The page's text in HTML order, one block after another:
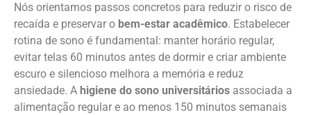
Nós orientamos passos concretos para reduzir o risco de
recaída e preservar o bem-estar acadêmico. Estabelecer
rotina de sono é fundamental: manter horário regular,
evitar telas 60 minutos antes de dormir e criar ambiente
escuro e silencioso melhora a memória e reduz
ansiedade. A higiene do sono universitários associada a
alimentação regular e ao menos 150 minutos semanais